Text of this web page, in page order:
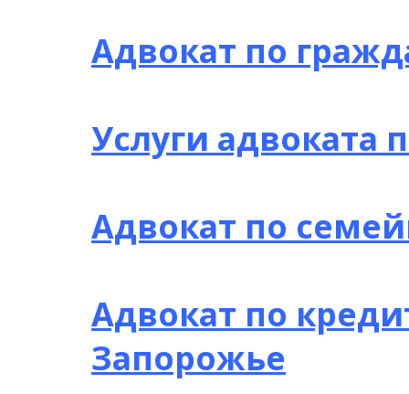
Адвокат по
Услуги
Адвокат по
Адвокат по
Запорожье